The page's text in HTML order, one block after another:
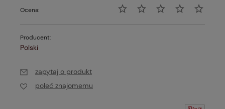
Ocena:
Producent:
Polski
zapytaj o produkt
poleć znajomemu